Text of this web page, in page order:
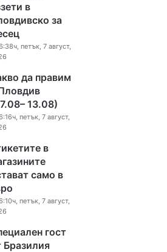
в
за
петък, 7 август,
да правим
13.08)
петък, 7 август,
в
само в
петък, 7 август,
гост
Бразилия